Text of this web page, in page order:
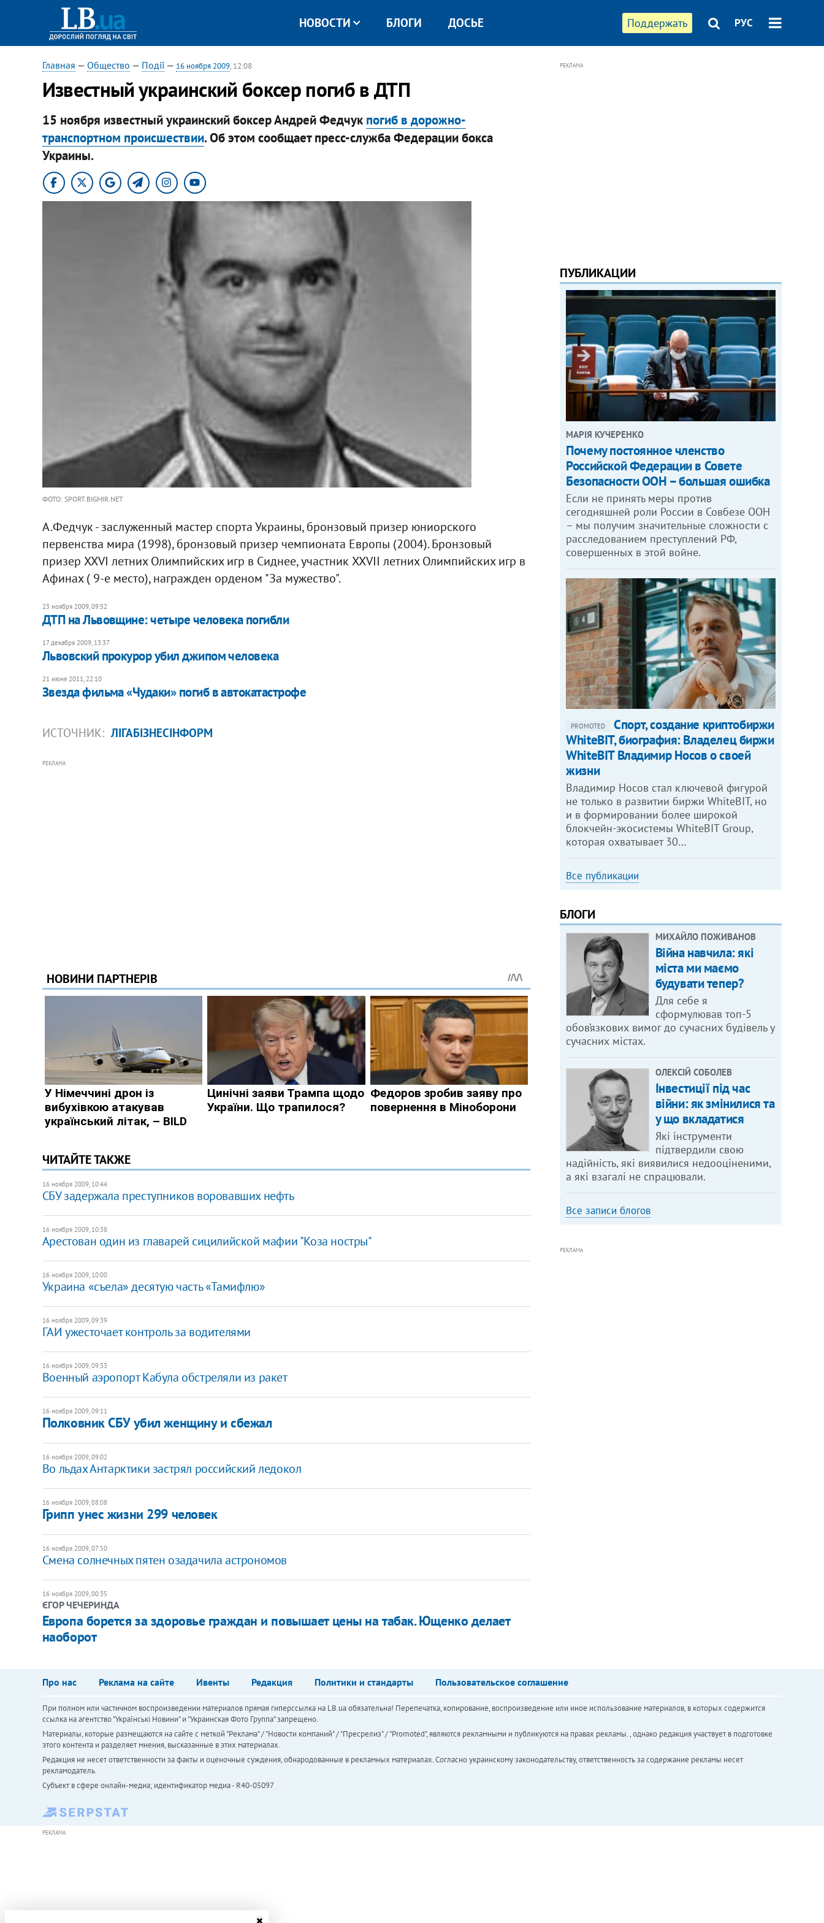
Поддержать РУС
НОВОСТИ БЛОГИ ДОСЬЕ
Главная — Общество — Події— 16 ноября 2009, 12:08
Известный украинский боксер погиб в ДТП
15 ноября известный украинский боксер Андрей Федчукпогиб в дорожно-
транспортном происшествии. Об этом сообщает пресс-служба Федерации бокса
Украины.
ФОТО: SPORT.BIGMIR.NET
А.Федчук - заслуженный мастер спорта Украины, бронзовый призер юниорского
первенства мира (1998), бронзовый призер чемпионата Европы (2004). Бронзовый
призер XXVI летних Олимпийских игр в Сиднее, участник XXVII летних Олимпийских игр в
Афинах ( 9-е место), награжден орденом "За мужество".
23 ноября 2009, 09:52
ДТП на Львовщине: четыре человека погибли
17 декабря 2009, 13:37
Львовский прокурор убил джипом человека
21 июня 2011, 22:10
Звезда фильма «Чудаки» погиб в автокатастрофе
ИСТОЧНИК: ЛІГАБІЗНЕСІНФОРМ
РЕКЛАМА
ЧИТАЙТЕ ТАКЖЕ
16 ноября 2009, 10:44
СБУ задержала преступников воровавших нефть
16 ноября 2009, 10:38
Арестован один из главарей сицилийской мафии "Коза ностры"
16 ноября 2009, 10:00
Украина «съела» десятую часть «Тамифлю»
16 ноября 2009, 09:39
ГАИ ужесточает контроль за водителями
16 ноября 2009, 09:33
Военный аэропорт Кабула обстреляли из ракет
16 ноября 2009, 09:11
Полковник СБУ убил женщину и сбежал
16 ноября 2009, 09:02
Во льдах Антарктики застрял российский ледокол
16 ноября 2009, 08:08
Грипп унес жизни 299 человек
16 ноября 2009, 07:50
Смена солнечных пятен озадачила астрономов
16 ноября 2009, 00:35
ЄГОР ЧЕЧЕРИНДА
Европа борется за здоровье граждан и повышает цены на табак. Ющенко делает
наоборот
РЕКЛАМА
ПУБЛИКАЦИИ
МАРІЯ КУЧЕРЕНКО
​Почему постоянное членство
Российской Федерации в Совете
Безопасности ООН – большая ошибка
Если не принять меры против
сегодняшней роли России в Совбезе ООН
– мы получим значительные сложности с
расследованием преступлений РФ,
совершенных в этой войне.
PROMOTED
Спорт, создание криптобиржи
WhiteBIT, биография: Владелец биржи
WhiteBIT Владимир Носов о своей
жизни
Владимир Носов стал ключевой фигурой
не только в развитии биржи WhiteBIT, но
и в формировании более широкой
блокчейн-экосистемы WhiteBIT Group,
которая охватывает 30…
Все публикации
БЛОГИ
МИХАЙЛО ПОЖИВАНОВ
Війна навчила: які
міста ми маємо
будувати тепер?
Для себе я
сформулював топ-5
обов’язкових вимог до сучасних будівель у
сучасних містах.
ОЛЕКСІЙ СОБОЛЕВ
Інвестиції під час
війни: як змінилися та
у що вкладатися
Які інструменти
підтвердили свою
надійність, які виявилися недооціненими,
а які взагалі не спрацювали.
Все записи блогов
РЕКЛАМА
Про нас Реклама на сайте Ивенты Редакция Политики и стандарты Пользовательское соглашение
При полном или частичном воспроизведении материалов прямая гиперссылка на LB.ua обязательна! Перепечатка, копирование, воспроизведение или иное использование материалов, в которых содержится
ссылка на агентство "Українськi Новини" и "Украинская Фото Группа" запрещено.
Материалы, которые размещаются на сайте с меткой "Реклама" / "Новости компаний" / "Пресрелиз" / "Promoted", являются рекламными и публикуются на правах рекламы. , однако редакция участвует в подготовке
этого контента и разделяет мнения, высказанные в этих материалах.
Редакция не несет ответственности за факты и оценочные суждения, обнародованные в рекламных материалах. Согласно украинскому законодательству, ответственность за содержание рекламы несет
рекламодатель.
Субъект в сфере онлайн-медиа; идентификатор медиа - R40-05097
РЕКЛАМА